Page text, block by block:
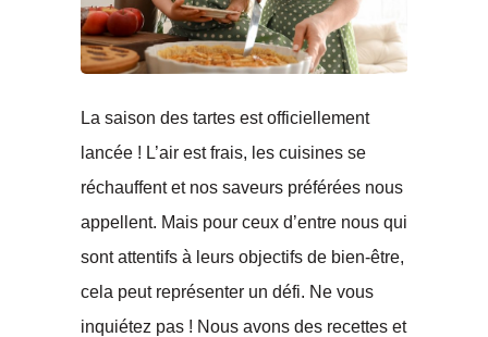
La saison des tartes est officiellement
lancée ! L’air est frais, les cuisines se
réchauffent et nos saveurs préférées nous
appellent. Mais pour ceux d’entre nous qui
sont attentifs à leurs objectifs de bien-être,
cela peut représenter un défi. Ne vous
inquiétez pas ! Nous avons des recettes et